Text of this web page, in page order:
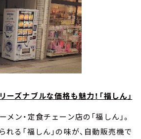
ズナブルな価格も魅力！「福しん」
ン・定食チェーン店の「福しん」。
る「福しん」の味が、自動販売機で